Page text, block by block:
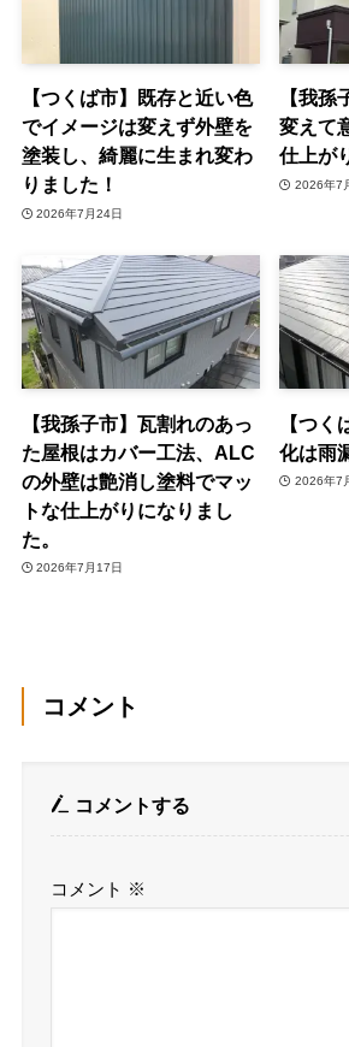
【つくば市】既存と近い色
でイメージは変えず外壁を
塗装し、綺麗に生まれ変わ
りました！
2026年7月24日
【我
変えて
仕上が
2026年7
【我孫子市】瓦割れのあっ
た屋根はカバー工法、ALC
の外壁は艶消し塗料でマッ
トな仕上がりになりまし
た。
2026年7月17日
【つ
化は雨
2026年7
コメント
コメントする
コメント ※